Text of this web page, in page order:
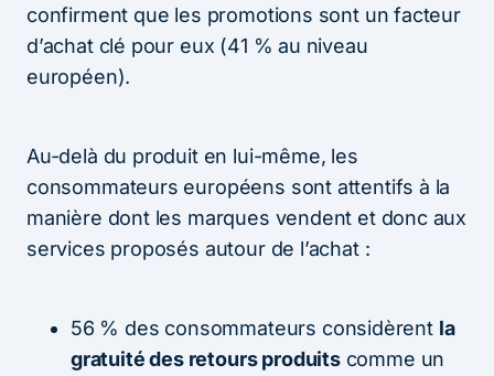
confirment que les promotions sont un facteur
d’achat clé pour eux (41 % au niveau
européen).
Au-delà du produit en lui-même, les
consommateurs européens sont attentifs à la
manière dont les marques vendent et donc aux
services proposés autour de l’achat :
56 % des consommateurs considèrent la
gratuité des retours produitscomme un